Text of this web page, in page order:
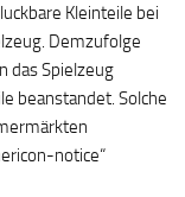
Kleinteile bei
Demzufolge
das Spielzeug
beanstandet. Solche
notice“